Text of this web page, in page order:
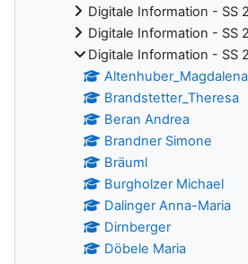
Digitale Information - SS
Digitale Information - SS
Digitale Information - SS
Altenhuber_Magdalena
Brandstetter_Theresa
Beran Andrea
Brandner Simone
Bräuml
Burgholzer Michael
Dalinger Anna-Maria
Dirnberger
Döbele Maria